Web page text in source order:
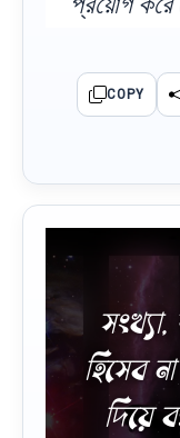
COPY
হিসেব
দিয়ে